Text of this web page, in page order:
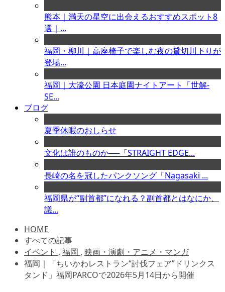
熊本｜満天の星空に出会えるおすすめスポット8
選｜...
福岡・柳川｜高座椅子で楽しむ夜の貸切川下りが
登場...
福岡｜大濠公園 日本庭園ナイトアート「世解-
SE...
ブログ
夏季休暇のおしらせ
文化は誰のものか──「STRAIGHT EDGE...
長崎の名を冠したパンクソング「Nagasaki ...
福岡県が“副首都”になれる？副首都とはなにか、
議...
HOME
すべての記事
イベント , 福岡 , 映画・演劇・アニメ・マンガ
福岡｜「ちいかわレストラン“討伐フェア”ドリンクス
タンド」福岡PARCOで2026年5月14日から開催